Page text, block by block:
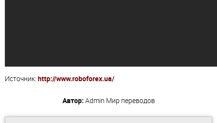
Источник: http://www.roboforex.ua/
Автор: Admin Мир переводов